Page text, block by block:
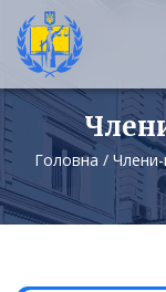
Головна /